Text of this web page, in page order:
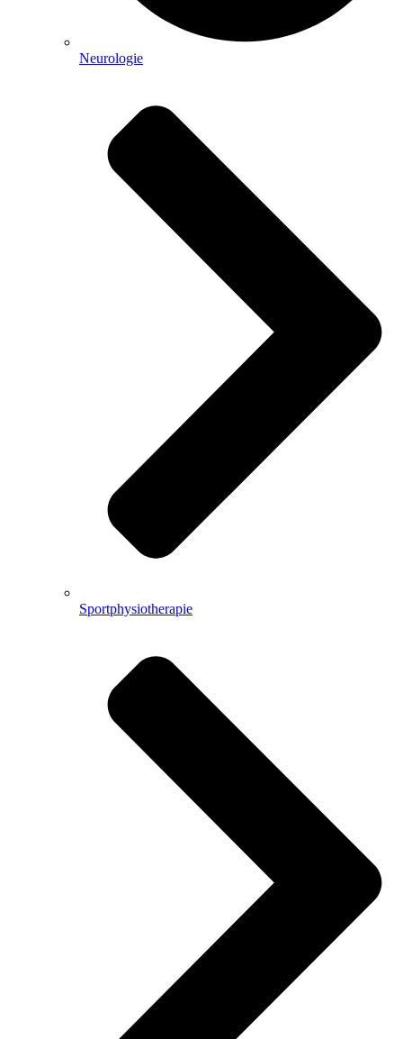
Neurologie
Sportphysiotherapie